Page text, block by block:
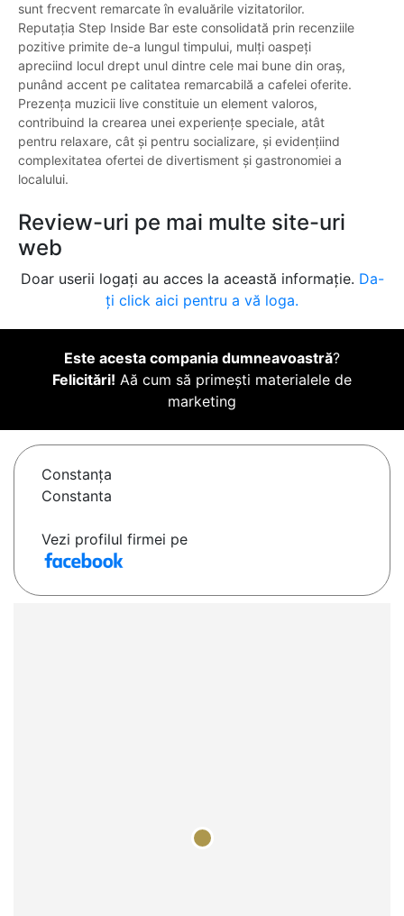
sunt frecvent remarcate în evaluările vizitatorilor.
Reputația Step Inside Bar este consolidată prin recenziile
pozitive primite de-a lungul timpului, mulți oaspeți
apreciind locul drept unul dintre cele mai bune din oraș,
punând accent pe calitatea remarcabilă a cafelei oferite.
Prezența muzicii live constituie un element valoros,
contribuind la crearea unei experiențe speciale, atât
pentru relaxare, cât și pentru socializare, și evidențiind
complexitatea ofertei de divertisment și gastronomiei a
localului.
Review-uri pe mai multe site-uri
web
Doar userii logați au acces la această informație. Da-
ți click aici pentru a vă loga.
Este acesta compania dumneavoastră?
Felicitări! Aă cum să primești materialele de
marketing
Constanţa
Constanta
Vezi profilul firmei pe